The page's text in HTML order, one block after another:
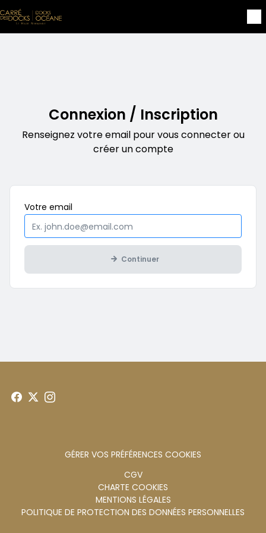
Aller au contenu principal
Connexion / Inscription
Renseignez votre email pour vous connecter ou
créer un compte
Votre email
Continuer
GÉRER VOS PRÉFÉRENCES COOKIES
CGV
CHARTE COOKIES
MENTIONS LÉGALES
POLITIQUE DE PROTECTION DES DONNÉES PERSONNELLES